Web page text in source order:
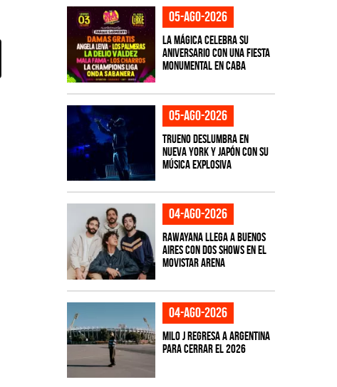
05-ago-2026
La Mágica celebra su
aniversario con una fiesta
monumental en CABA
05-ago-2026
TRUENO deslumbra en
Nueva York y Japón con su
música explosiva
04-ago-2026
Rawayana llega a Buenos
Aires con dos shows en el
Movistar Arena
04-ago-2026
Milo J regresa a Argentina
para cerrar el 2026